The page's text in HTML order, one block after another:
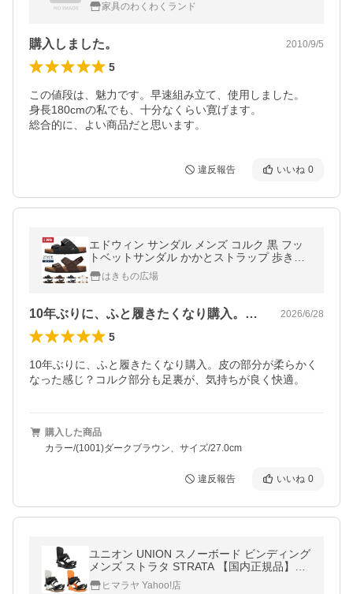
家具のわくわくランド
購入しました。 2010/9/5
5
この値段は、魅力です。早速組み立て、使用しました。
身長180cmの私でも、十分なくらい寛げます。
総合的に、よい商品だと思います。
違反報告 いいね 0
エドウィン サンダル メンズ コルク 黒 フッ
トベットサンダル かかとストラップ 歩きや
すい 疲れない 幅広 軽量 おしゃれ かかとな
し EDWIN EB1001 EB1002 靴
はきもの広場
10年ぶりに、ふと履きたくなり購入。皮… 2026/6/28
5
10年ぶりに、ふと履きたくなり購入。皮の部分が柔らかく
なった感じ？コルク部分も足裏が、気持ちが良く快適。
購入した商品
カラー/(1001)ダークブラウン、サイズ/27.0cm
違反報告 いいね 0
ユニオン UNION スノーボード ビンディング
メンズ ストラタ STRATA 【国内正規品】
【25-26 2025-2026】
ヒマラヤ Yahoo!店